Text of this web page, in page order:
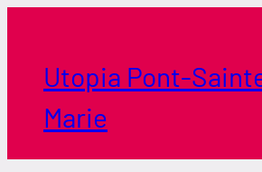
contenuUtopia Pont-
Marie